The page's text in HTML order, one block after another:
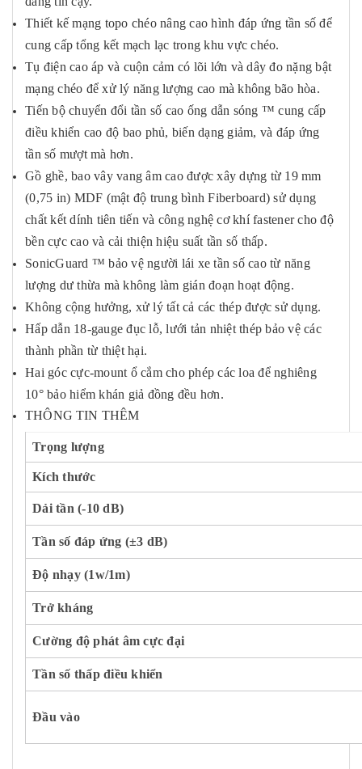
Thiết kế mạng topo chéo nâng cao hình đáp ứng tần số để
cung cấp tổng kết mạch lạc trong khu vực chéo.
Tụ điện cao áp và cuộn cảm có lõi lớn và dây đo nặng bật
mạng chéo để xử lý năng lượng cao mà không bão hòa.
Tiến bộ chuyển đổi tần số cao ống dẫn sóng ™ cung cấp
điều khiển cao độ bao phủ, biến dạng giảm, và đáp ứng
tần số mượt mà hơn.
Gồ ghề, bao vây vang âm cao được xây dựng từ 19 mm
(0,75 in) MDF (mật độ trung bình Fiberboard) sử dụng
chất kết dính tiên tiến và công nghệ cơ khí fastener cho độ
bền cực cao và cải thiện hiệu suất tần số thấp.
SonicGuard ™ bảo vệ người lái xe tần số cao từ năng
lượng dư thừa mà không làm gián đoạn hoạt động.
Không cộng hưởng, xử lý tất cả các thép được sử dụng.
Hấp dẫn 18-gauge đục lỗ, lưới tản nhiệt thép bảo vệ các
thành phần từ thiệt hại.
Hai góc cực-mount ổ cắm cho phép các loa để nghiêng
10° bảo hiểm khán giả đồng đều hơn.
THÔNG TIN THÊM
Trọng lượng
Kích thước
Dải tần (-10 dB)
Tần số đáp ứng (±3 dB)
Độ nhạy (1w/1m)
Trở kháng
Cường độ phát âm cực đại
Tần số thấp điều khiển
Đầu vào